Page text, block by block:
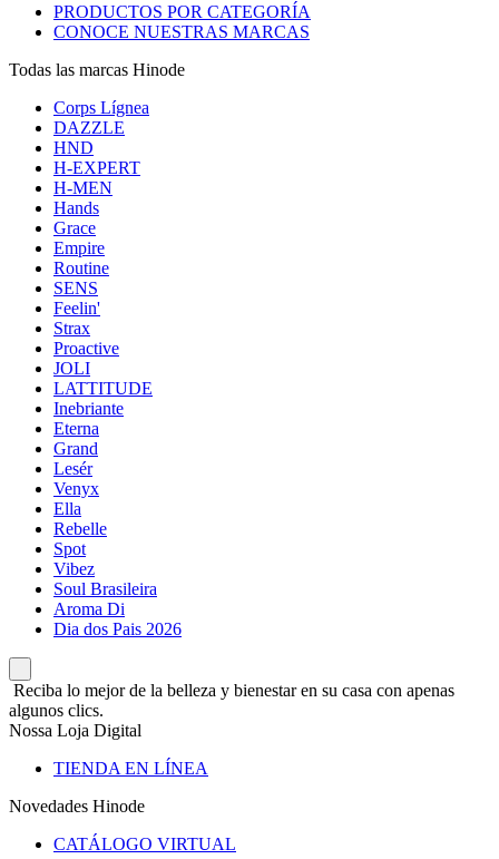
PRODUCTOS POR CATEGORÍA
CONOCE NUESTRAS MARCAS
Todas las marcas Hinode
Corps Lígnea
DAZZLE
HND
H-EXPERT
H-MEN
Hands
Grace
Empire
Routine
SENS
Feelin'
Strax
Proactive
JOLI
LATTITUDE
Inebriante
Eterna
Grand
Lesér
Venyx
Ella
Rebelle
Spot
Vibez
Soul Brasileira
Aroma Di
Dia dos Pais 2026
Reciba lo mejor de la belleza y bienestar en su casa con apenas
algunos clics.
Nossa Loja Digital
TIENDA EN LÍNEA
Novedades Hinode
CATÁLOGO VIRTUAL